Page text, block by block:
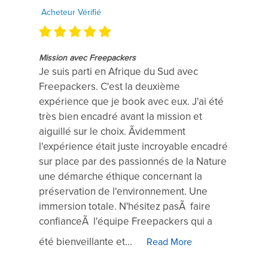
Acheteur Vérifié
Mission avec Freepackers
Je suis parti en Afrique du Sud avec
Freepackers. C'est la deuxième
expérience que je book avec eux. J'ai été
très bien encadré avant la mission et
aiguillé sur le choix. Ãvidemment
l'expérience était juste incroyable encadré
sur place par des passionnés de la Nature
une démarche éthique concernant la
préservation de l'environnement. Une
immersion totale. N'hésitez pasÃ faire
confianceÃ l'équipe Freepackers qui a
été bienveillante et...
Read More